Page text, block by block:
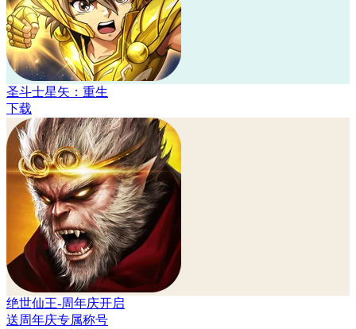
圣斗士星矢：重生
下载
绝世仙王-周年庆开启
送周年庆专属称号